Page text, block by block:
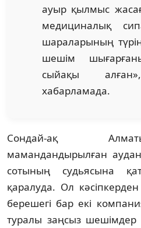
ауыр қылмыс
медициналық
шараларының
шешім
сыйақы
хабарламада.
Сондай-ақ
мамандандырылған
сотының судьясына
қаралуда. Ол
берешегі бар екі
туралы заңсыз